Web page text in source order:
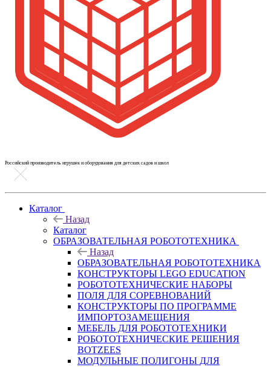
Российский производитель игрушек и оборудования для детских садов и школ
Каталог
Назад
Каталог
ОБРАЗОВАТЕЛЬНАЯ РОБОТОТЕХНИКА
Назад
ОБРАЗОВАТЕЛЬНАЯ РОБОТОТЕХНИКА
КОНСТРУКТОРЫ LEGO EDUCATION
РОБОТОТЕХНИЧЕСКИЕ НАБОРЫ
ПОЛЯ ДЛЯ СОРЕВНОВАНИЙ
КОНСТРУКТОРЫ ПО ПРОГРАММЕ
ИМПОРТОЗАМЕЩЕНИЯ
МЕБЕЛЬ ДЛЯ РОБОТОТЕХНИКИ
РОБОТОТЕХНИЧЕСКИЕ РЕШЕНИЯ
BOTZEES
МОДУЛЬНЫЕ ПОЛИГОНЫ ДЛЯ